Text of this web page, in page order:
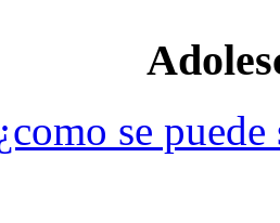
se